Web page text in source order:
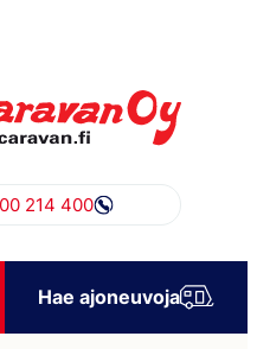
Oy
214 400
Hae ajoneuvoja